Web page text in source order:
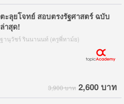
ตะลุยโจทย์ สอบตรงรัฐศาสตร์ ฉบับ
ล่าสุด!
ฐานุวัชร์ รินนานนท์ (ครูพี่ทาม์ย)
3,900 บาท 2,600 บาท